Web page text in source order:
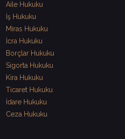
Aile Hukuku
İş Hukuku
Miras Hukuku
İcra Hukuku
Borçlar Hukuku
Sigorta Hukuku
Kira Hukuku
Ticaret Hukuku
İdare Hukuku
Ceza Hukuku